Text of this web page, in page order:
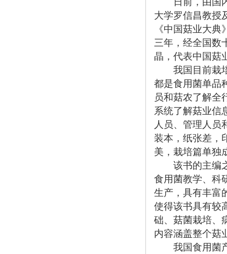
大学罗信昌教授
《中国菇业大
三年，经全国数
晶，代表中国菇
我国目前栽培
都是食用菌单品
员和菇农了解全
系统了解菇业信
人员、管理人员
装本，纸张差，
美，栽培篇单独
该书的主编之
食用菌教学、科
生产，具有丰富
使得该书具有较
础、菇菌栽培、
内容涵盖整个菇
我国食用菌产